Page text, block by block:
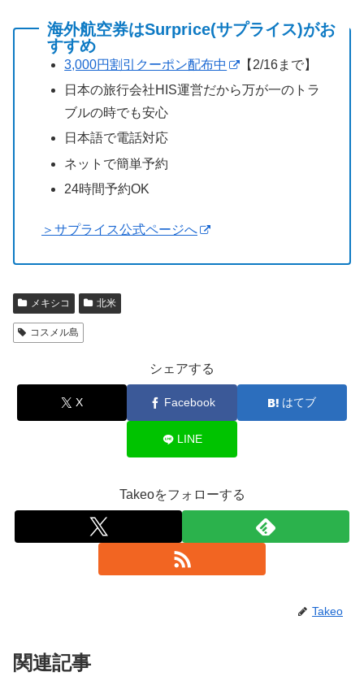
海外航空券はSurprice(サプライス)がお
すすめ
3,000円割引クーポン配布中
【2/16まで】
日本の旅行会社HIS運営だから万が一のトラ
ブルの時でも安心
日本語で電話対応
ネットで簡単予約
24時間予約OK
＞サプライス公式ページへ
メキシコ 北米
コスメル島
シェアする
X Facebook はてブ
LINE
Takeoをフォローする
Takeo
関連記事